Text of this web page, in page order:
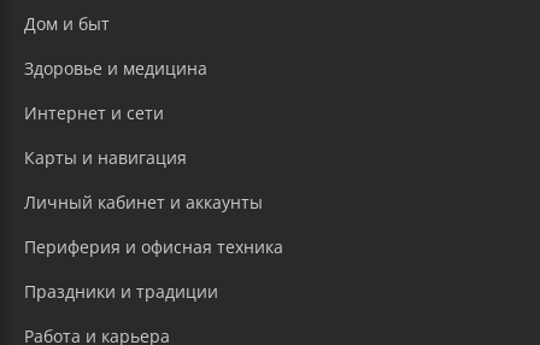
Дом и быт
Здоровье и медицина
Интернет и сети
Карты и навигация
Личный кабинет и аккаунты
Периферия и офисная техника
Праздники и традиции
Работа и карьера